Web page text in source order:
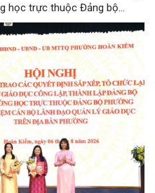
học trực thuộc Đảng bộ
gia cấp ủy, Bí thư, Phó Bí
đạo, quản lý giáo dục.